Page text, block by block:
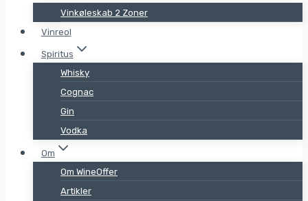
Vinkøleskab 2 Zoner
Vinreol
Spiritus
Whisky
Cognac
Gin
Vodka
Om
Om WineOffer
Artikler